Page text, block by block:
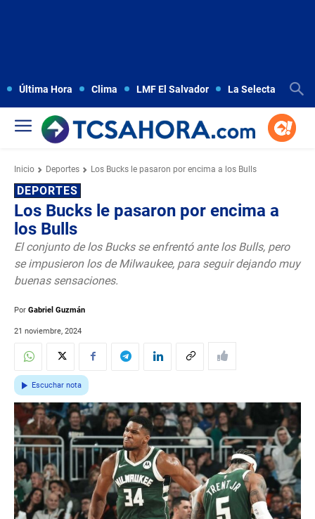
Última Hora Clima LMF El Salvador La Selecta
Inicio Deportes Los Bucks le pasaron por encima a los Bulls
DEPORTES
Los Bucks le pasaron por encima a
los Bulls
El conjunto de los Bucks se enfrentó ante los Bulls, pero
se impusieron los de Milwaukee, para seguir dejando muy
buenas sensaciones.
Por Gabriel Guzmán
21 noviembre, 2024
Escuchar nota